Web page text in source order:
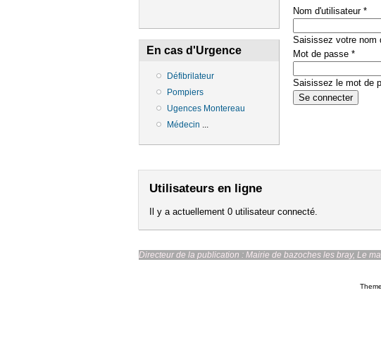
En cas d'Urgence
Défibrilateur
Pompiers
Ugences Montereau
Médecin ...
Nom d'utilisateur *
Saisissez votre nom
Mot de passe *
Saisissez le mot de
Utilisateurs en ligne
Il y a actuellement 0 utilisateur connecté.
Directeur de la publication : Mairie de